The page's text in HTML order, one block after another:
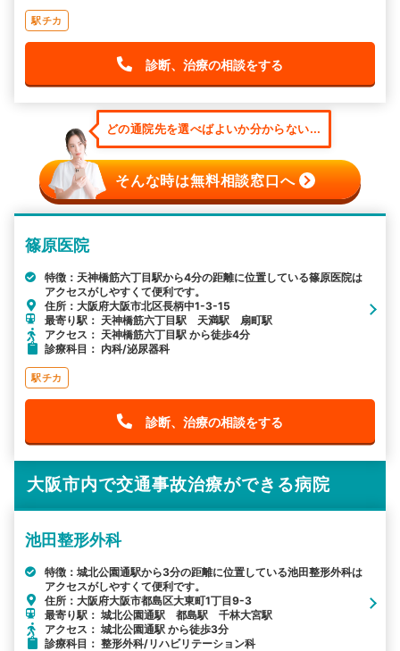
駅チカ
診断、治療の相談をする
どの通院先を選べばよいか分からない...
そんな時は無料相談窓口へ
篠原医院
特徴：天神橋筋六丁目駅から4分の距離に位置している篠原医院は
アクセスがしやすくて便利です。
住所：大阪府大阪市北区長柄中1-3-15
最寄り駅： 天神橋筋六丁目駅 天満駅 扇町駅
アクセス： 天神橋筋六丁目駅 から徒歩4分
診療科目： 内科/泌尿器科
駅チカ
診断、治療の相談をする
大阪市内で交通事故治療ができる病院
池田整形外科
特徴：城北公園通駅から3分の距離に位置している池田整形外科は
アクセスがしやすくて便利です。
住所：大阪府大阪市都島区大東町1丁目9-3
最寄り駅： 城北公園通駅 都島駅 千林大宮駅
アクセス： 城北公園通駅 から徒歩3分
診療科目： 整形外科/リハビリテーション科